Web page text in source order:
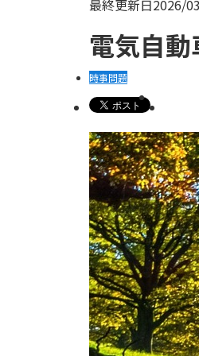
最終更新日2026/
電気自
時事問題